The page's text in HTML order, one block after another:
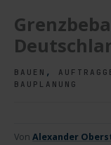
BAUEN ,
BAUPLANUNG
Von Alexander